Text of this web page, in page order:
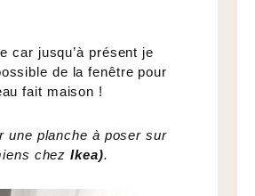
car jusqu’à présent je
de la fenêtre pour
fait maison !
une planche à poser sur
chezIkea).